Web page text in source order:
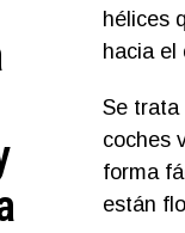
hélices
hacia el
Se trata
coches
forma
están